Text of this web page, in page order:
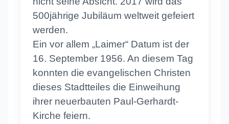
500jährige Jubiläum weltweit gefeiert
werden.
Ein vor allem „Laimer“ Datum ist der
16. September 1956. An diesem Tag
konnten die evangelischen Christen
dieses Stadtteiles die Einweihung
ihrer neuerbauten Paul-Gerhardt-
Kirche feiern.